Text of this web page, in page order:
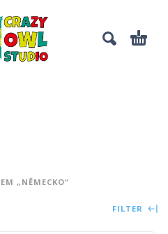
„NĚMECKO“
FILTER